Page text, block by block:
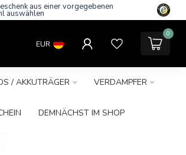
aus einer vorgegebenen
auswählen
EUR
0
/ AKKUTRÄGER VERDAMPFER
DEMNÄCHST IM SHOP